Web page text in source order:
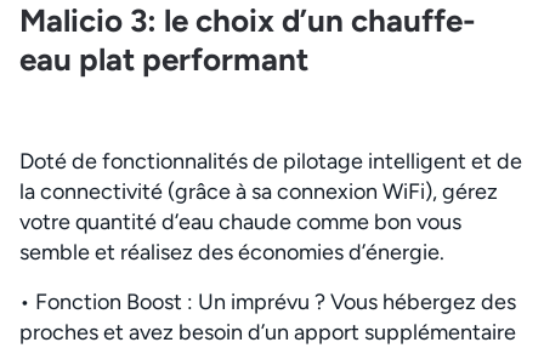
Malicio 3: le choix d’un chauffe-
eau plat performant
Doté de fonctionnalités de pilotage intelligent et de
la connectivité (grâce à sa connexion WiFi), gérez
votre quantité d’eau chaude comme bon vous
semble et réalisez des économies d’énergie.
• Fonction Boost : Un imprévu ? Vous hébergez des
proches et avez besoin d’un apport supplémentaire